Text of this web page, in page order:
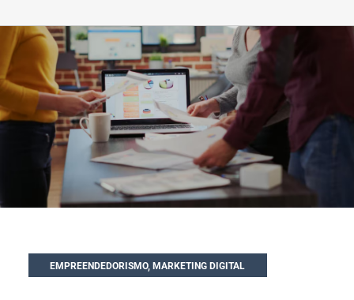
EMPREENDEDORISMO, MARKETING DIGITAL